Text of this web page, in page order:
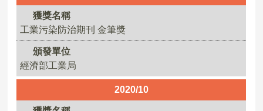
獲獎名稱
工業污染防治期刊 金筆獎
頒發單位
經濟部工業局
2020/10